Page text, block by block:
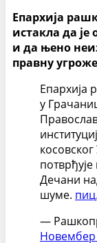
Епархија
истакла да
и да њено
правну
Епархија
у
Дечани
шуме.
—
Новембер